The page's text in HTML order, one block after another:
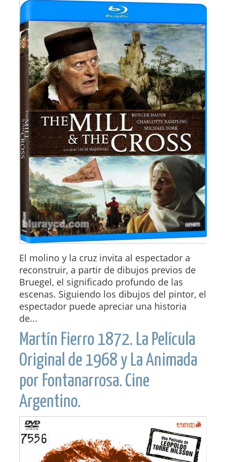
El molino y la cruz invita al espectador a
reconstruir, a partir de dibujos previos de
Bruegel, el significado profundo de las
escenas. Siguiendo los dibujos del pintor, el
espectador puede apreciar una historia
de...
Martín Fierro 1872. La Película
Original de 1968 y La Animada
por Fontanarrosa. Cine
Argentino.